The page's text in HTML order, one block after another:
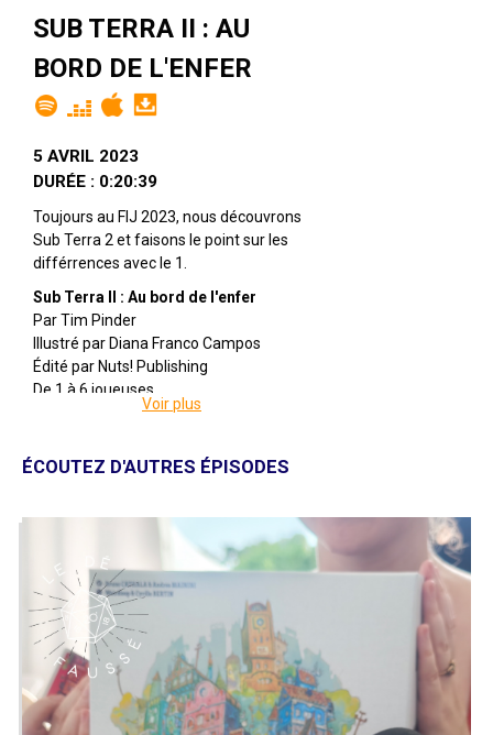
SUB TERRA II : AU
BORD DE L'ENFER
5 AVRIL 2023
DURÉE : 0:20:39
Toujours au FIJ 2023, nous découvrons
Sub Terra 2 et faisons le point sur les
différrences avec le 1.
Sub Terra II : Au bord de l'enfer
Par Tim Pinder
Illustré par Diana Franco Campos
Édité par Nuts! Publishing
De 1 à 6 joueuses
Pour 10 ans et +
Description : Suite autonome du jeu
propose aux joueurs de rejoindre une
dangereuse expédition dans un temple
volcanique, à la recherche d'un artefact
légendaire. Travaillez ensemble pour
trouver et déverrouiller le sanctuaire, en
évitant les pièges mortels, la lave
brûlante et les gardiens implacables du
temple. Mais attention, la terre tremble
sous vos pieds et le temps vous
manque...
Voir plus
ÉCOUTEZ D'AUTRES ÉPISODES